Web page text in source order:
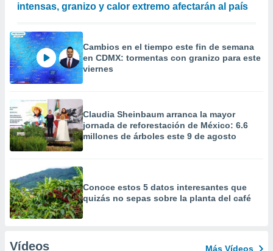
intensas, granizo y calor extremo afectarán al país
Cambios en el tiempo este fin de semana
en CDMX: tormentas con granizo para este
viernes
Claudia Sheinbaum arranca la mayor
jornada de reforestación de México: 6.6
millones de árboles este 9 de agosto
Conoce estos 5 datos interesantes que
quizás no sepas sobre la planta del café
Vídeos Más Vídeos